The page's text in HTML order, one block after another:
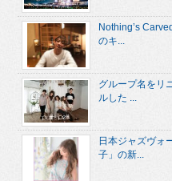
Nothing’s
のキ...
グループ名をリ
ルした ...
日本ジャズヴォ
子」の新...